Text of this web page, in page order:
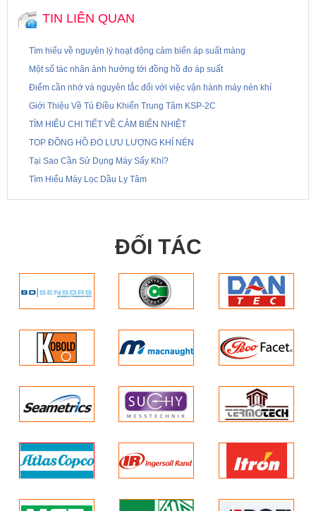
TIN LIÊN QUAN
Tìm hiểu về nguyên lý hoạt động cảm biến áp suất màng
Một số tác nhân ảnh hưởng tới đồng hồ đo áp suất
Điểm cần nhớ và nguyên tắc đối với việc vận hành máy nén khí
Giới Thiệu Về Tủ Điều Khiển Trung Tâm KSP-2C
TÌM HIỂU CHI TIẾT VỀ CẢM BIẾN NHIỆT
TOP ĐỒNG HỒ ĐO LƯU LƯỢNG KHÍ NÉN
Tại Sao Cần Sử Dụng Máy Sấy Khí?
Tìm Hiểu Máy Lọc Dầu Ly Tâm
ĐỐI TÁC